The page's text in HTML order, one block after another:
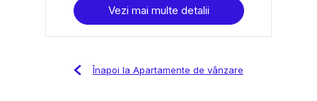
Vezi mai multe detalii
Înapoi la Apartamente de vânzare